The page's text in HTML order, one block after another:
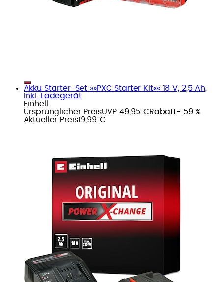
Akku Starter-Set »»PXC Starter Kit«« 18 V, 2,5 Ah,
inkl. Ladegerät
Einhell
Ursprünglicher PreisUVP 49,95 €Rabatt- 59 %
Aktueller Preis19,99 €